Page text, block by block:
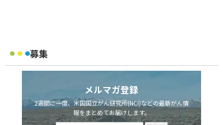
募集
メルマガ登録
2週間に一度、米国国立がん研究所(NCI)などの最新がん情
報をまとめてお届けします。